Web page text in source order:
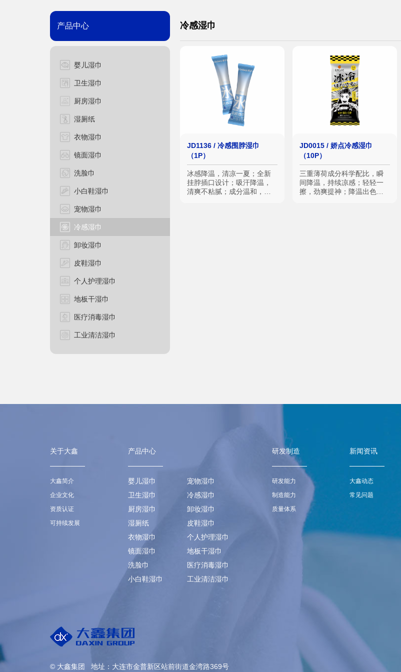
产品中心
婴儿湿巾
卫生湿巾
厨房湿巾
湿厕纸
衣物湿巾
镜面湿巾
洗脸巾
小白鞋湿巾
宠物湿巾
冷感湿巾
卸妆湿巾
皮鞋湿巾
个人护理湿巾
地板干湿巾
医疗消毒湿巾
工业清洁湿巾
冷感湿巾
JD1136 / 冷感围脖湿巾
（1P）
冰感降温，清凉一夏；全新
挂脖插口设计；吸汗降温，
清爽不粘腻；成分温和，擦
JD0015 / 娇点冷感湿巾
（10P）
三重薄荷成分科学配比，瞬
间降温，持续凉感；轻轻一
擦，劲爽提神；降温出色，
关于大鑫
大鑫简介
企业文化
资质认证
可持续发展
产品中心
婴儿湿巾
卫生湿巾
厨房湿巾
湿厕纸
衣物湿巾
镜面湿巾
洗脸巾
小白鞋湿巾
宠物湿巾
冷感湿巾
卸妆湿巾
皮鞋湿巾
个人护理湿巾
地板干湿巾
医疗消毒湿巾
工业清洁湿巾
研发制造
研发能力
制造能力
质量体系
新闻资讯
大鑫动态
常见问题
© 大鑫集团 地址：大连市金普新区站前街道金湾路369号